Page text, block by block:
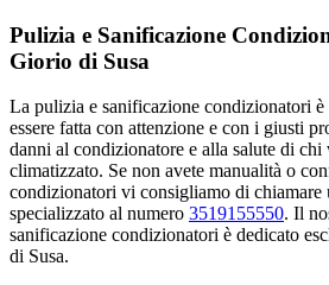
Pulizia e Sanificazione
Giorio di Susa
La pulizia e sanificazione condizionatori è
essere fatta con attenzione e con i giusti
danni al condizionatore e alla salute di chi
climatizzato. Se non avete manualità o
condizionatori vi consigliamo di chiamare
specializzato al numero 3519155550. Il
sanificazione condizionatori è dedicato
di Susa.